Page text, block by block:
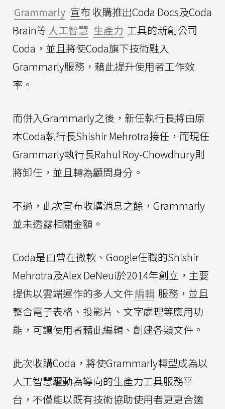
Grammarly 宣布收購推出Coda Docs及Coda
Brain等人工智慧 生產力 工具的新創公司
Coda，並且將使Coda旗下技術融入
Grammarly服務，藉此提升使用者工作效
率。
而併入Grammarly之後，新任執行長將由原
本Coda執行長Shishir Mehrotra接任，而現任
Grammarly執行長Rahul Roy-Chowdhury則
將卸任，並且轉為顧問身分。
不過，此次宣布收購消息之餘，Grammarly
並未透露相關金額。
Coda是由曾在微軟、Google任職的Shishir
Mehrotra及Alex DeNeui於2014年創立，主要
提供以雲端運作的多人文件編輯 服務，並且
整合電子表格、投影片、文字處理等應用功
能，可讓使用者藉此編輯、創建各類文件。
此次收購Coda，將使Grammarly轉型成為以
人工智慧驅動為導向的生產力工具服務平
台，不僅能以既有技術協助使用者更更合適